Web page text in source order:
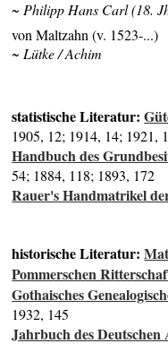
~ Philipp Hans Carl (18.
von Maltzahn (v. 1523-...)
~ Lütke / Achim
statistische Literatur:
1905, 12; 1914, 14; 1921,
Handbuch des
54; 1884, 118; 1893, 172
Rauer's Handmatrikel
historische Literatur:
Pommerschen
Gothaisches
1932, 145
Jahrbuch des Deutschen